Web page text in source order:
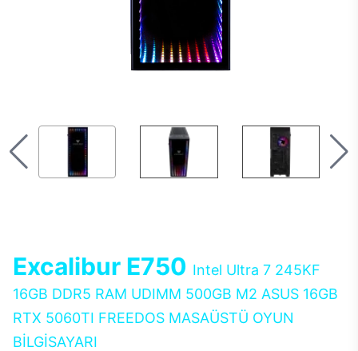
Excalibur E750 Intel Ultra 7 245KF
16GB DDR5 RAM UDIMM 500GB M2 ASUS 16GB
RTX 5060TI FREEDOS MASAÜSTÜ OYUN
BİLGİSAYARI